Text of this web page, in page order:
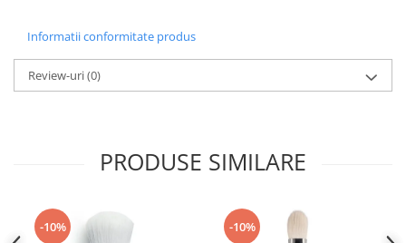
Informatii conformitate produs
Review-uri(0)
PRODUSE SIMILARE
-10% -10%